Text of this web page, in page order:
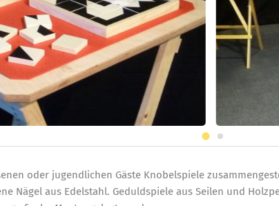
oder jugendlichen Gäste Knobelspiele
Nägel aus Edelstahl. Geduldspiele aus Seilen und